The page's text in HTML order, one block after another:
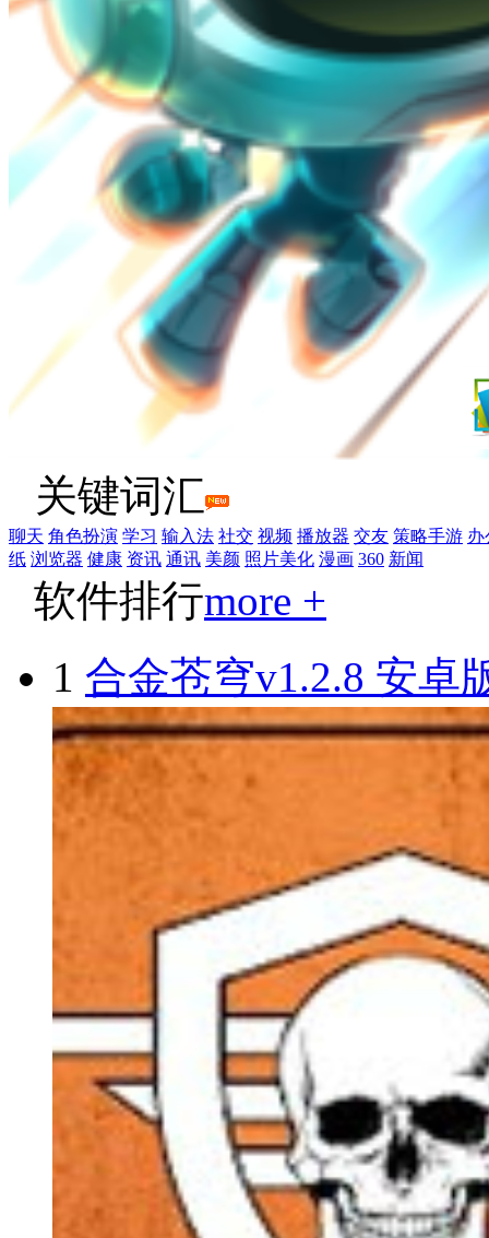
关键词汇
聊天 角色扮演 学习 输入法 社交 视频 播放器 交友 策略手游 办
纸 浏览器 健康 资讯 通讯 美颜 照片美化 漫画 360 新闻
软件排行more +
1 合金苍穹v1.2.8 安卓